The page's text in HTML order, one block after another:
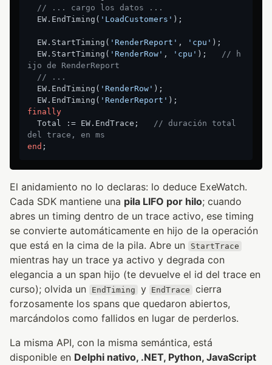
// ... cargo los datos ...
  EW.EndTiming(
'LoadCustomers' );
  EW.StartTiming(
'RenderReport' , 'cpu' );
  EW.StartTiming(
'RenderRow' , 'cpu' ); // h
ijo de RenderReport
// ...
  EW.EndTiming(
'RenderRow' );
  EW.EndTiming(
'RenderReport'
finally
  Total := EW.EndTrace;
// duración total
del trace, en ms
end
El anidamiento no lo declaras: lo deduce ExeWatch.
Cada SDK mantiene una pila LIFO por hilo; cuando
abres un timing dentro de un trace activo, ese timing
se convierte automáticamente en hijo de la operación
que está en la cima de la pila. Abre un
StartTrace
mientras hay un trace ya activo y degrada con
elegancia a un span hijo (te devuelve el id del trace en
curso); olvida un
EndTiming y EndTrace
cierra
forzosamente los spans que quedaron abiertos,
marcándolos como fallidos en lugar de perderlos.
La misma API, con la misma semántica, está
disponible en Delphi nativo, .NET, Python, JavaScript